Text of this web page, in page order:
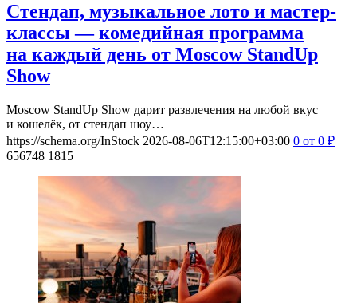
Стендап, музыкальное лото и мастер-
классы — комедийная программа
на каждый день от Moscow StandUp
Show
Moscow StandUp Show дарит развлечения на любой вкус
и кошелёк, от стендап шоу…
https://schema.org/InStock 2026-08-06T12:15:00+03:00 0 от 0 ₽
656748 1815